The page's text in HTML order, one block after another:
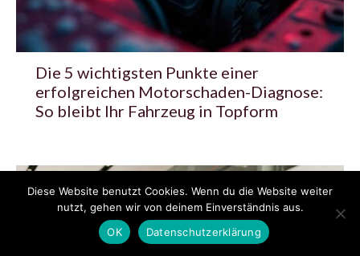
Die 5 wichtigsten Punkte einer
erfolgreichen Motorschaden-Diagnose:
So bleibt Ihr Fahrzeug in Topform
Diese Website benutzt Cookies. Wenn du die Website weiter
nutzt, gehen wir von deinem Einverständnis aus.
OK
Datenschutzerklärung